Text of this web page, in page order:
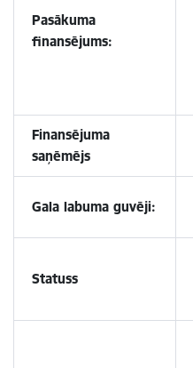
Pasākuma
finansējums:
Finansējuma
saņēmējs
Gala labuma guvēji:
Statuss